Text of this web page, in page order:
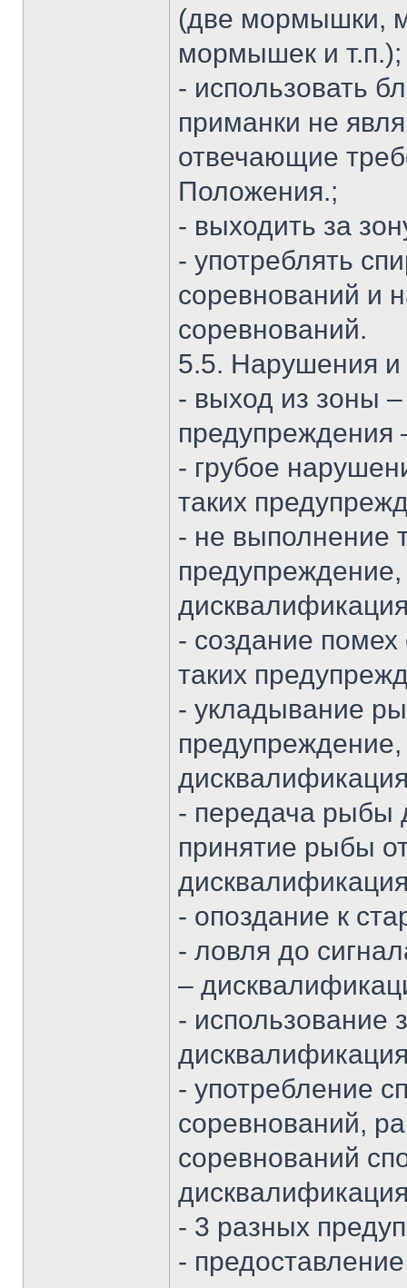
(две мормышки,
мормышек и т.п.);
- использовать
приманки не
отвечающие
Положения.;
- выходить за
- употреблять
соревнований и
соревнований.
5.5. Нарушения
- выход из зоны
предупреждения
- грубое
таких
- не выполнение
- создание
таких
- укладывание
- передача рыбы
принятие рыбы
- опоздание к
- ловля до
–
- использование
- употребление
соревнований,
соревнований
- 3 разных
-